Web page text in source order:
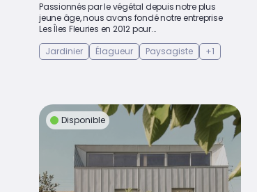
Passionnés par le végétal depuis notre plus
jeune âge, nous avons fondé notre entreprise
Les Îles Fleuries en 2012 pour...
Jardinier
Élagueur Paysagiste +1
Disponible